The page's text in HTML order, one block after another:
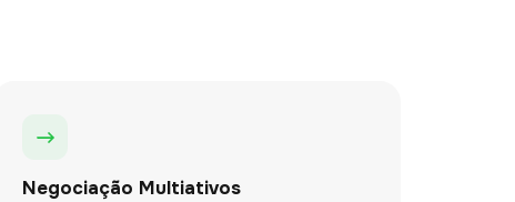
Negociação Multiativos